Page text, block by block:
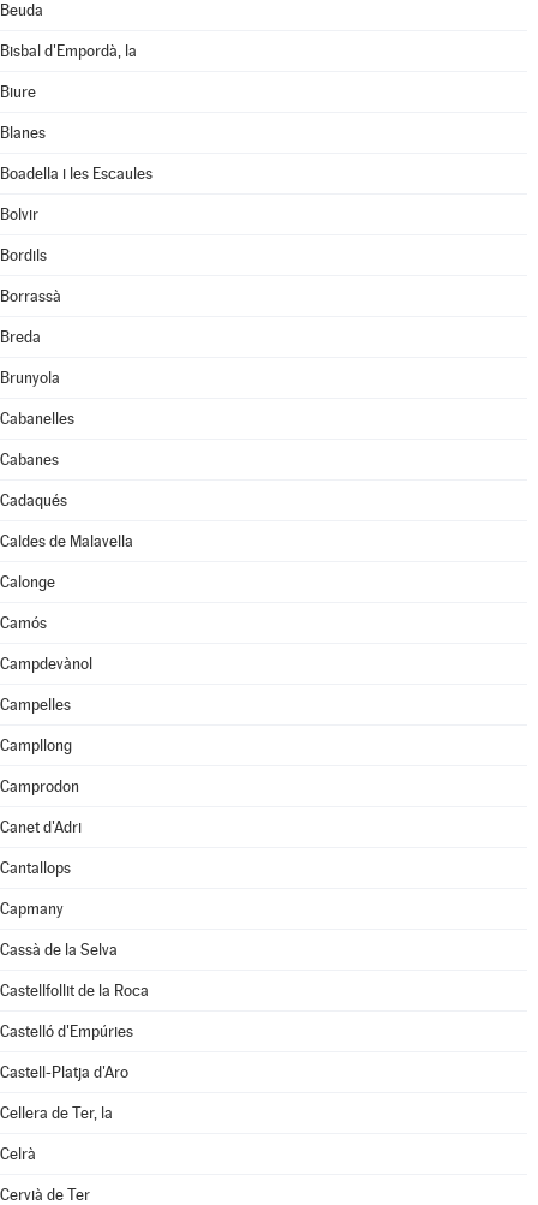
Beuda
Bisbal d'Empordà, la
Biure
Blanes
Boadella i les Escaules
Bolvir
Bordils
Borrassà
Breda
Brunyola
Cabanelles
Cabanes
Cadaqués
Caldes de Malavella
Calonge
Camós
Campdevànol
Campelles
Campllong
Camprodon
Canet d'Adri
Cantallops
Capmany
Cassà de la Selva
Castellfollit de la Roca
Castelló d'Empúries
Castell-Platja d'Aro
Cellera de Ter, la
Celrà
Cervià de Ter